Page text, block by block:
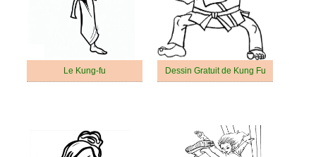
Le Kung-fu Dessin Gratuit de Kung Fu